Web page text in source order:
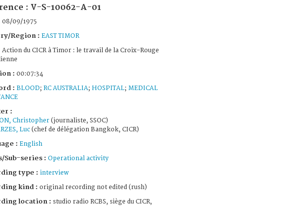
: V-S-10062-A-01
08/09/1975
Region : EAST TIMOR
Action du CICR à Timor : le travail de la Croix-Rouge
: 00:07:34
: BLOOD; RC AUSTRALIA; HOSPITAL; MEDICAL
:
Christopher (journaliste, SSOC)
Luc(chef de délégation Bangkok, CICR)
: English
Sub-series : Operational activity
type : interview
kind : original recording not edited (rush)
location : studio radio RCBS, siège du CICR,